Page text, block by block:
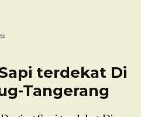
terdekat Di
Tangerang